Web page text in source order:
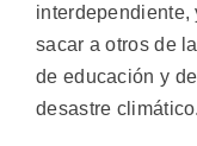
interdependiente,
sacar a otros de
de educación y
desastre climático.